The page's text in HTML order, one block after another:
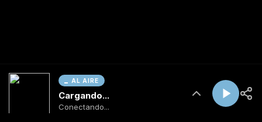
AL AIRE
Cargando...
Conectando...